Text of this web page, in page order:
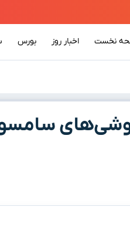
نخست اخبار روز بورس